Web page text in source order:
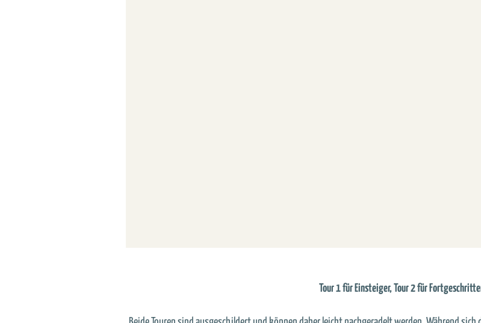
Tour 1 für Einsteiger, Tour 2 für